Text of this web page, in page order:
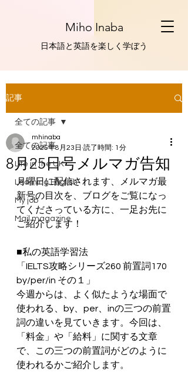
Miho Inaba
​日本語と英語を楽しく学ぼう
記事
全ての記事
Life in the UK
Learning English
My job
Mail magazine
全ての記事
8月25日号メルマガ告知
mhinaba
2025年8月23日 読了時間: 1分
月曜日に配信されます、メルマガ最
新号の目次を、ブログをご覧になっ
てくださっている方に、一足お先に
ご紹介します！
■私の英語学習法
「IELTS攻略シリーズ260 前置詞170
by/per/in その１」
今週からは、よく似たような場面で
使われる、by、per、inの三つの前置
詞の違いを見ていきます。今回は、
「料金」や「給料」に関する文章
で、この三つの前置詞がどのように
使われるかご紹介します。